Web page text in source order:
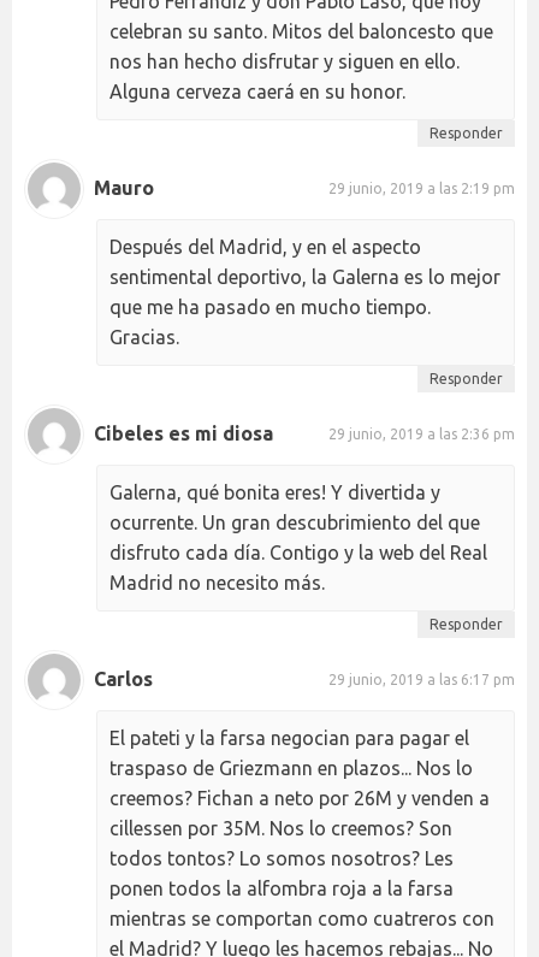
celebran su santo. Mitos del baloncesto que
nos han hecho disfrutar y siguen en ello.
Alguna cerveza caerá en su honor.
Responder
Mauro 29 junio, 2019 a las 2:19 pm
Después del Madrid, y en el aspecto
sentimental deportivo, la Galerna es lo mejor
que me ha pasado en mucho tiempo.
Gracias.
Responder
Cibeles es mi diosa 29 junio, 2019 a las 2:36 pm
Galerna, qué bonita eres! Y divertida y
ocurrente. Un gran descubrimiento del que
disfruto cada día. Contigo y la web del Real
Madrid no necesito más.
Responder
Carlos 29 junio, 2019 a las 6:17 pm
El pateti y la farsa negocian para pagar el
traspaso de Griezmann en plazos... Nos lo
creemos? Fichan a neto por 26M y venden a
cillessen por 35M. Nos lo creemos? Son
todos tontos? Lo somos nosotros? Les
ponen todos la alfombra roja a la farsa
mientras se comportan como cuatreros con
el Madrid? Y luego les hacemos rebajas... No